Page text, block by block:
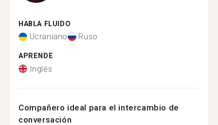
HABLA FLUIDO
Ucraniano Ruso
APRENDE
Inglés
Compañero ideal para el intercambio de
conversación